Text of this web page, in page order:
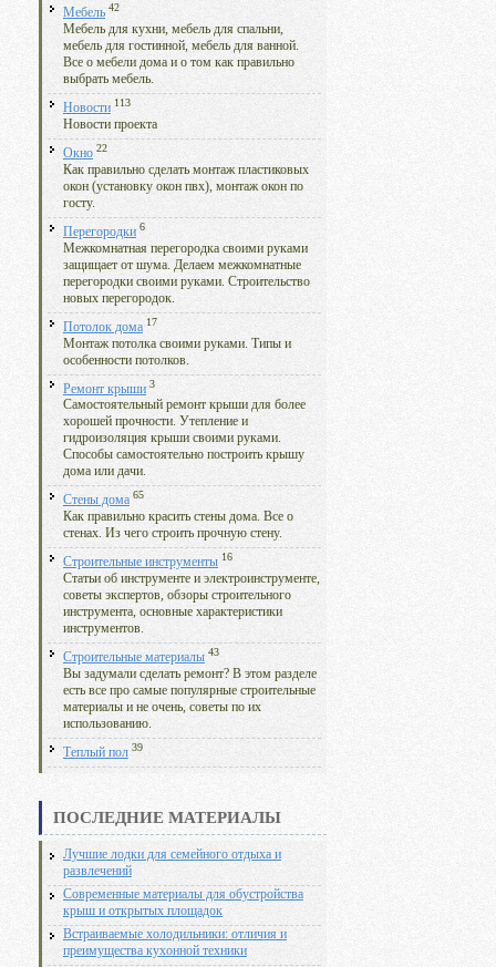
Мебель 42
Мебель для кухни, мебель для спальни,
мебель для гостинной, мебель для ванной.
Все о мебели дома и о том как правильно
выбрать мебель.
Новости 113
Новости проекта
Окно 22
Как правильно сделать монтаж пластиковых
окон (установку окон пвх), монтаж окон по
госту.
Перегородки 6
Межкомнатная перегородка своими руками
защищает от шума. Делаем межкомнатные
перегородки своими руками. Строительство
новых перегородок.
Потолок дома 17
Монтаж потолка своими руками. Типы и
особенности потолков.
Ремонт крыши 3
Самостоятельный ремонт крыши для более
хорошей прочности. Утепление и
гидроизоляция крыши своими руками.
Способы самостоятельно построить крышу
дома или дачи.
Стены дома 65
Как правильно красить стены дома. Все о
стенах. Из чего строить прочную стену.
Строительные инструменты 16
Статьи об инструменте и электроинструменте,
советы экспертов, обзоры строительного
инструмента, основные характеристики
инструментов.
Строительные материалы 43
Вы задумали сделать ремонт? В этом разделе
есть все про самые популярные строительные
материалы и не очень, советы по их
использованию.
Теплый пол 39
ПОСЛЕДНИЕ МАТЕРИАЛЫ
Лучшие лодки для семейного отдыха и
развлечений
Современные материалы для обустройства
крыш и открытых площадок
Встраиваемые холодильники: отличия и
преимущества кухонной техники